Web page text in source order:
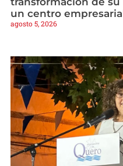
un centro
agosto 5, 2026